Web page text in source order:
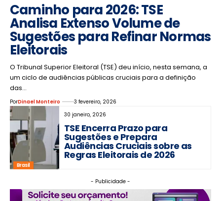
Caminho para 2026: TSE
Analisa Extenso Volume de
Sugestões para Refinar Normas
Eleitorais
O Tribunal Superior Eleitoral (TSE) deu início, nesta semana, a
um ciclo de audiências públicas cruciais para a definição
das…
PorDinael Monteiro
3 fevereiro, 2026
30 janeiro, 2026
TSE Encerra Prazo para
Sugestões e Prepara
Audiências Cruciais sobre as
Regras Eleitorais de 2026
Brasil
- Publicidade -